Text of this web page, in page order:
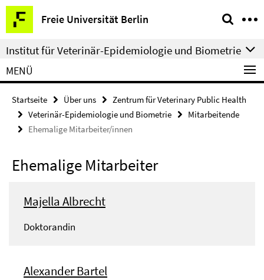
Springe
direkt
zu
Inhalt
Freie Universität Berlin
Service-
Navigation
Institut für Veterinär-Epidemiologie und Biometrie
MENÜ
Startseite Über uns
Zentrum für Veterinary Public Health
Veterinär-Epidemiologie und Biometrie
Mitarbeitende
Ehemalige Mitarbeiter/innen
Ehemalige Mitarbeiter
Majella Albrecht
Doktorandin
Alexander Bartel